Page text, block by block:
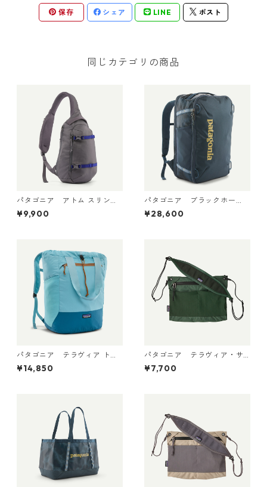
保存 シェア LINE ポスト
同じカテゴリの商品
パタゴニア アトム スリング
8L May Grey 48262 日本正規
品
¥9,900
パタゴニア ブラックホー
ル・ミニ・MLC 30L Sastrug
i: Summit Blue 49266 日本正
¥28,600
パタゴニア テラヴィア トー
ト パック 24L Snowmelt Blu
e 48814 日本正規品
¥14,850
パタゴニア テラヴィア・サ
コッシュ 3L (カラー Canopy
Green) Patagonia Terravia
¥7,700